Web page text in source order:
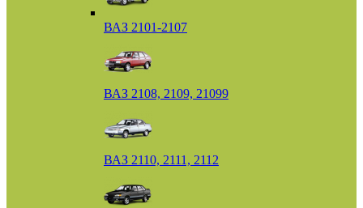
ВАЗ 2101-2107
ВАЗ 2108, 2109, 21099
ВАЗ 2110, 2111, 2112